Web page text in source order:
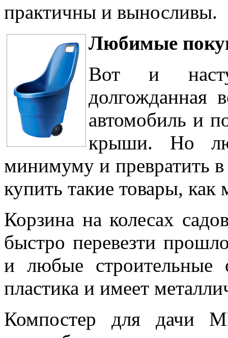
практичны и выносливы.
Любимые
Вот и
долгожданная
автомобиль и
крыши. Но
минимуму и превратить
купить такие товары,
Корзина на колесах
быстро перевезти
и любые строительные
пластика и имеет
Компостер для дачи